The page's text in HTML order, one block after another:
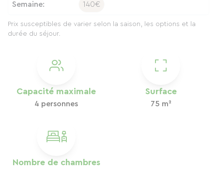
Capacité maximale
4 personnes
Surface
75 m²
Nombre de chambres
Semaine: 140€
Prix susceptibles de varier selon la saison, les options et la
durée du séjour.